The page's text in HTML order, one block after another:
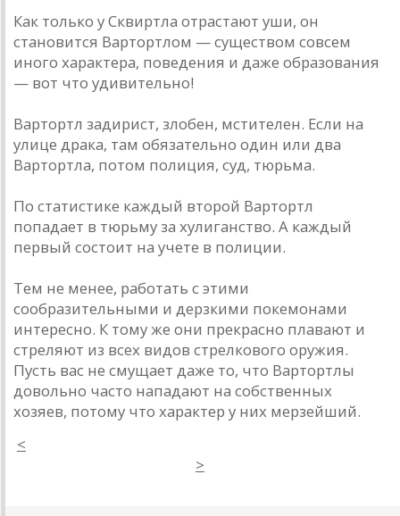
Как только у Сквиртла отрастают уши, он
становится Вартортлом — существом совсем
иного характера, поведения и даже образования
— вот что удивительно!
Вартортл задирист, злобен, мстителен. Если на
улице драка, там обязательно один или два
Вартортла, потом полиция, суд, тюрьма.
По статистике каждый второй Вартортл
попадает в тюрьму за хулиганство. А каждый
первый состоит на учете в полиции.
Тем не менее, работать с этими
сообразительными и дерзкими покемонами
интересно. К тому же они прекрасно плавают и
стреляют из всех видов стрелкового оружия.
Пусть вас не смущает даже то, что Вартортлы
довольно часто нападают на собственных
хозяев, потому что характер у них мерзейший.
<
>